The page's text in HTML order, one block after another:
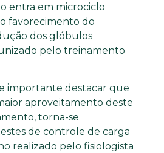
entra em microciclo
favorecimento do
dos glóbulos
pelo treinamento
importante destacar que
aproveitamento deste
torna-se
de controle de carga
realizado pelo fisiologista